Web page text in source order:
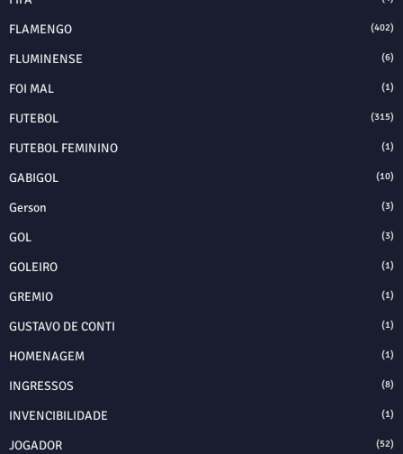
FLAMENGO (402)
FLUMINENSE (6)
FOI MAL (1)
FUTEBOL (315)
FUTEBOL FEMININO (1)
GABIGOL (10)
Gerson (3)
GOL (3)
GOLEIRO (1)
GREMIO (1)
GUSTAVO DE CONTI (1)
HOMENAGEM (1)
INGRESSOS (8)
INVENCIBILIDADE (1)
JOGADOR (52)